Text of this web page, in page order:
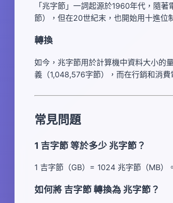
「兆字節」一詞起源於1960年代，隨
節），但在20世紀末，也開始用十進位
轉換
如今，兆字節用於計算機中資料大小的
義（1,048,576字節），而在行銷和消
常見問題
1 吉字節 等於多少 兆字節？
1 吉字節（GB）= 1024 兆字節（MB）。
如何將 吉字節 轉換為 兆字節？